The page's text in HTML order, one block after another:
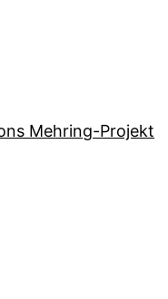
Mehring-Projekt